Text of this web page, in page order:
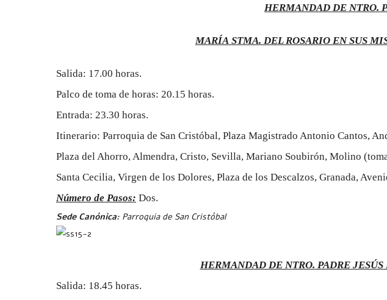
HERMANDAD DE NTRO.
MARÍA STMA. DEL ROSARIO EN SUS
Salida: 17.00 horas.
Palco de toma de horas: 20.15 horas.
Entrada: 23.30 horas.
Itinerario: Parroquia de San Cristóbal, Plaza Magistrado Antonio Cantos,
Plaza del Ahorro, Almendra, Cristo, Sevilla, Mariano Soubirón, Molino
Santa Cecilia, Virgen de los Dolores, Plaza de los Descalzos, Granada,
Número de Pasos: Dos.
Sede Canónica: Parroquia de San Cristóbal
HERMANDAD DE NTRO. PADRE
Salida: 18.45 horas.